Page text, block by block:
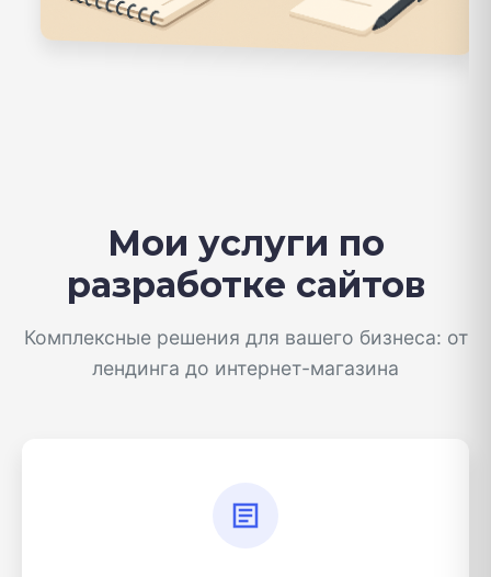
Мои услуги по
разработке сайтов
Комплексные решения для вашего бизнеса: от
лендинга до интернет-магазина